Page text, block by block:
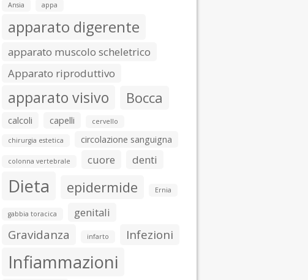
Ansia appa
apparato digerente
apparato muscolo scheletrico
Apparato riproduttivo
apparato visivo Bocca
calcoli capelli cervello
chirurgia estetica circolazione sanguigna
colonna vertebrale cuore denti
Dieta epidermide Ernia
gabbia toracica genitali
Gravidanza infarto Infezioni
Infiammazioni